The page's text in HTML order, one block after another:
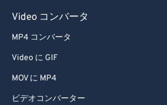
Video コンバータ
MP4 コンバータ
Video に GIF
MOV に MP4
ビデオコンバーター